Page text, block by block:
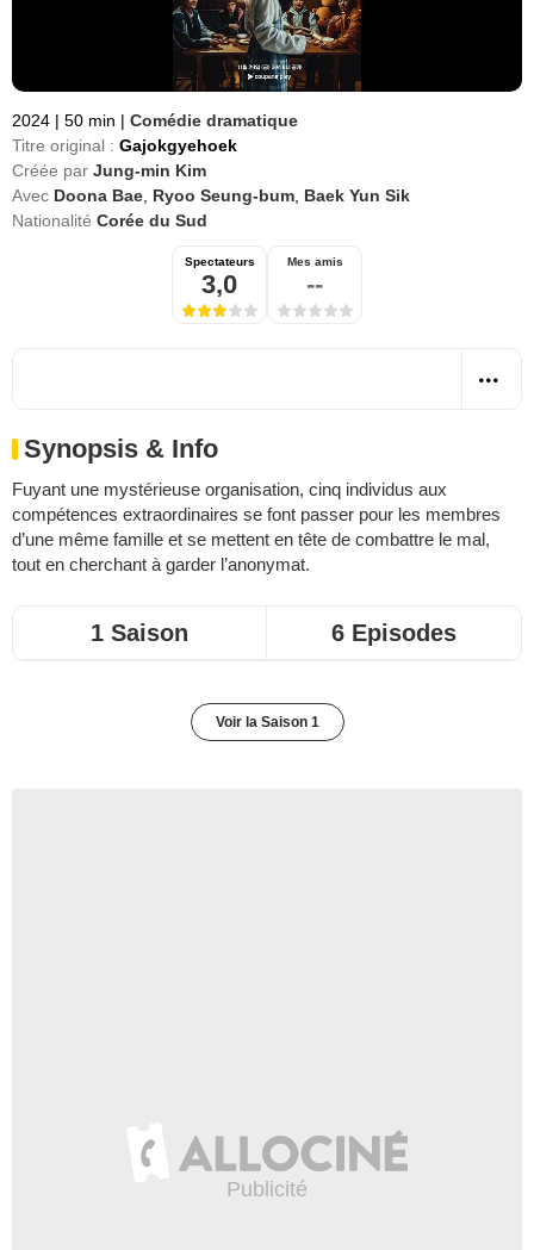
2024 | 50 min | Comédie dramatique
Titre original : Gajokgyehoek
Créée par Jung-min Kim
Avec Doona Bae Ryoo Seung-bum Baek Yun Sik
Nationalité Corée du Sud
Spectateurs
3,0
Mes amis
--
Synopsis & Info
Fuyant une mystérieuse organisation, cinq individus aux
compétences extraordinaires se font passer pour les membres
d’une même famille et se mettent en tête de combattre le mal,
tout en cherchant à garder l’anonymat.
1 Saison 6 Episodes
Voir la Saison 1